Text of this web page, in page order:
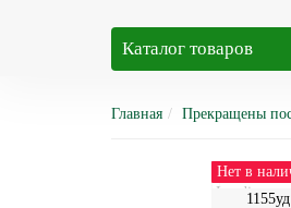
Каталог товаров
Главная Прекращены
Нет в
1155уд
Loading...